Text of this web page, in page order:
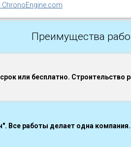
Преимущества
или бесплатно. Строительство
Все работы делает одна компания.